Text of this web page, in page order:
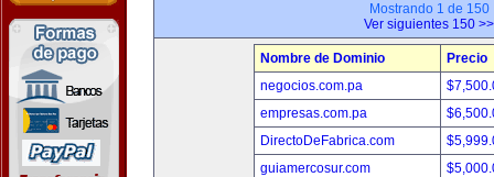
Mostrando 1 de 150
Ver siguientes 150 >>
Nombre de Dominio
Precio
negocios.com.pa
empresas.com.pa
DirectoDeFabrica.com
guiamercosur.com